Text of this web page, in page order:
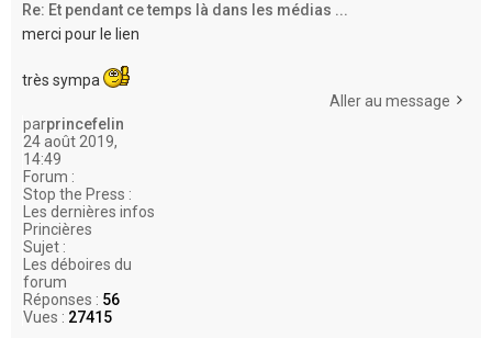
Re: Et pendant ce temps là dans les médias ...
merci pour le lien
très sympa
Aller au message
parprincefelin
24 août 2019,
14:49
Forum :
Stop the Press :
Les dernières infos
Princières
Sujet :
Les déboires du
forum
Réponses : 56
Vues : 27415